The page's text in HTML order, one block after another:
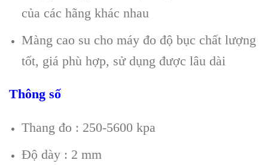
của các hãng khác nhau
Màng cao su cho máy đo độ bục chất lượng
tốt, giá phù hợp, sử dụng được lâu dài
Thông số
Thang đo : 250-5600 kpa
Độ dày : 2 mm